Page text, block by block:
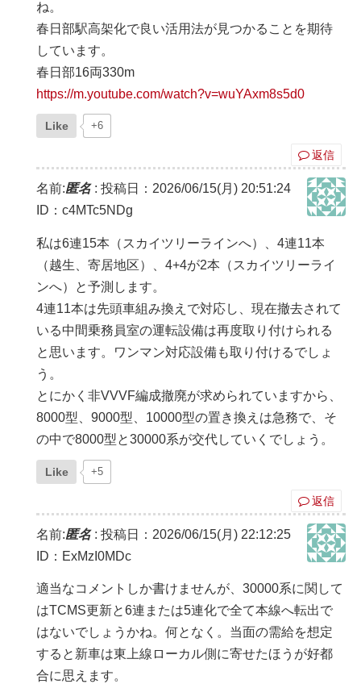
ね。
春日部駅高架化で良い活用法が見つかることを期待
しています。
春日部16両330m
https://m.youtube.com/watch?v=wuYAxm8s5d0
Like +6
返信
名前:匿名: 投稿日：2026/06/15(月) 20:51:24
ID：c4MTc5NDg
私は6連15本（スカイツリーラインへ）、4連11本
（越生、寄居地区）、4+4が2本（スカイツリーライ
ンへ）と予測します。
4連11本は先頭車組み換えで対応し、現在撤去されて
いる中間乗務員室の運転設備は再度取り付けられる
と思います。ワンマン対応設備も取り付けるでしょ
う。
とにかく非VVVF編成撤廃が求められていますから、
8000型、9000型、10000型の置き換えは急務で、そ
の中で8000型と30000系が交代していくでしょう。
Like +5
返信
名前:匿名: 投稿日：2026/06/15(月) 22:12:25
ID：ExMzI0MDc
適当なコメントしか書けませんが、30000系に関して
はTCMS更新と6連または5連化で全て本線へ転出で
はないでしょうかね。何となく。当面の需給を想定
すると新車は東上線ローカル側に寄せたほうが好都
合に思えます。